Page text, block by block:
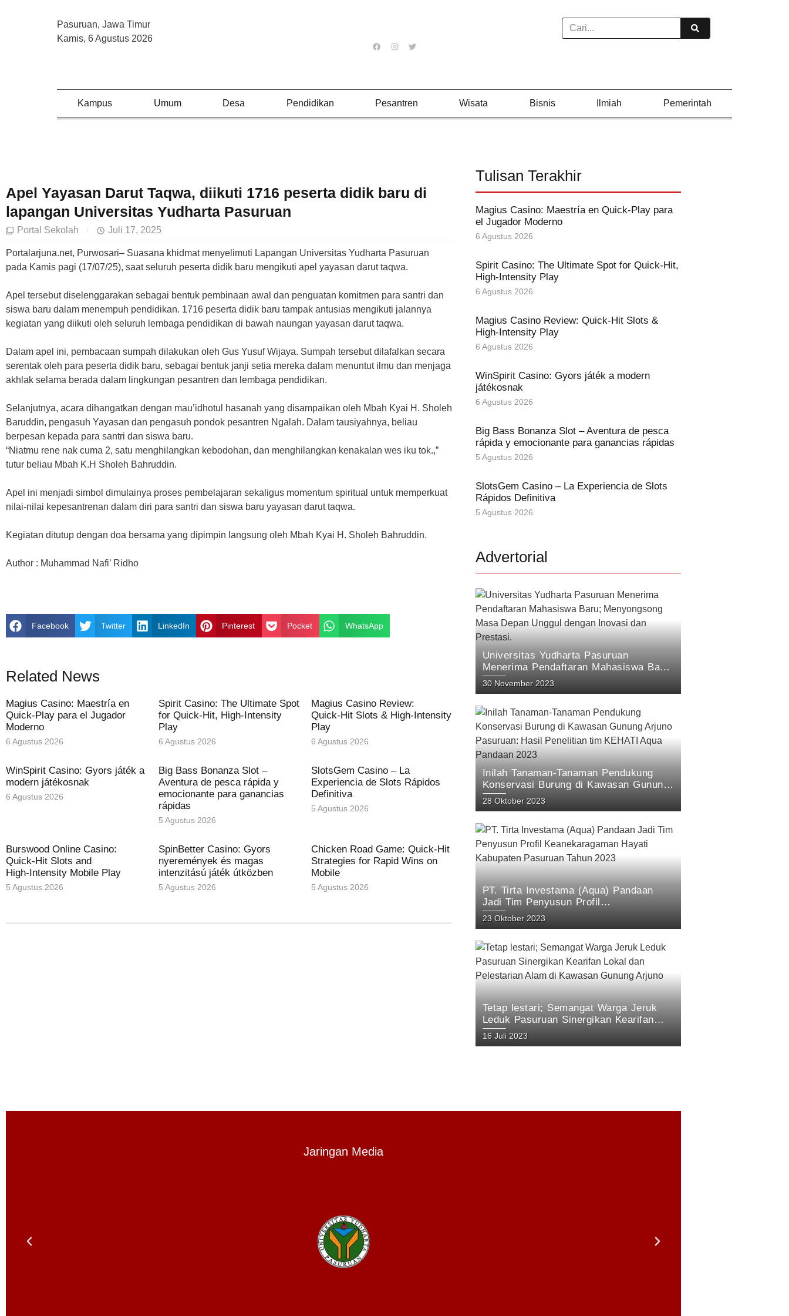
Pasuruan, Jawa Timur
Kamis, 6 Agustus 2026
Kampus Umum Desa Pendidikan Pesantren Wisata Bisnis Ilmiah Pemerintah
Apel Yayasan Darut Taqwa, diikuti 1716 peserta didik baru di
lapangan Universitas Yudharta Pasuruan
Portal Sekolah Juli 17, 2025
Portalarjuna.net, Purwosari– Suasana khidmat menyelimuti Lapangan Universitas Yudharta Pasuruan
pada Kamis pagi (17/07/25), saat seluruh peserta didik baru mengikuti apel yayasan darut taqwa.
Apel tersebut diselenggarakan sebagai bentuk pembinaan awal dan penguatan komitmen para santri dan
siswa baru dalam menempuh pendidikan. 1716 peserta didik baru tampak antusias mengikuti jalannya
kegiatan yang diikuti oleh seluruh lembaga pendidikan di bawah naungan yayasan darut taqwa.
Dalam apel ini, pembacaan sumpah dilakukan oleh Gus Yusuf Wijaya. Sumpah tersebut dilafalkan secara
serentak oleh para peserta didik baru, sebagai bentuk janji setia mereka dalam menuntut ilmu dan menjaga
akhlak selama berada dalam lingkungan pesantren dan lembaga pendidikan.
Selanjutnya, acara dihangatkan dengan mau’idhotul hasanah yang disampaikan oleh Mbah Kyai H. Sholeh
Baruddin, pengasuh Yayasan dan pengasuh pondok pesantren Ngalah. Dalam tausiyahnya, beliau
berpesan kepada para santri dan siswa baru.
“Niatmu rene nak cuma 2, satu menghilangkan kebodohan, dan menghilangkan kenakalan wes iku tok.,”
tutur beliau Mbah K.H Sholeh Bahruddin.
Apel ini menjadi simbol dimulainya proses pembelajaran sekaligus momentum spiritual untuk memperkuat
nilai-nilai kepesantrenan dalam diri para santri dan siswa baru yayasan darut taqwa.
Kegiatan ditutup dengan doa bersama yang dipimpin langsung oleh Mbah Kyai H. Sholeh Bahruddin.
Author : Muhammad Nafi’ Ridho
Facebook Twitter LinkedIn Pinterest Pocket WhatsApp
Related News
Magius Casino: Maestría en
Quick‑Play para el Jugador
Moderno
6 Agustus 2026
Spirit Casino: The Ultimate Spot
for Quick‑Hit, High‑Intensity
Play
6 Agustus 2026
Magius Casino Review:
Quick‑Hit Slots & High‑Intensity
Play
6 Agustus 2026
WinSpirit Casino: Gyors játék a
modern játékosnak
6 Agustus 2026
Big Bass Bonanza Slot –
Aventura de pesca rápida y
emocionante para ganancias
rápidas
5 Agustus 2026
SlotsGem Casino – La
Experiencia de Slots Rápidos
Definitiva
5 Agustus 2026
Burswood Online Casino:
Quick‑Hit Slots and
High‑Intensity Mobile Play
5 Agustus 2026
SpinBetter Casino: Gyors
nyeremények és magas
intenzitású játék útközben
5 Agustus 2026
Chicken Road Game: Quick‑Hit
Strategies for Rapid Wins on
Mobile
5 Agustus 2026
Tulisan Terakhir
Magius Casino: Maestría en Quick‑Play para
el Jugador Moderno
6 Agustus 2026
Spirit Casino: The Ultimate Spot for Quick‑Hit,
High‑Intensity Play
6 Agustus 2026
Magius Casino Review: Quick‑Hit Slots &
High‑Intensity Play
6 Agustus 2026
WinSpirit Casino: Gyors játék a modern
játékosnak
6 Agustus 2026
Big Bass Bonanza Slot – Aventura de pesca
rápida y emocionante para ganancias rápidas
5 Agustus 2026
SlotsGem Casino – La Experiencia de Slots
Rápidos Definitiva
5 Agustus 2026
Advertorial
Universitas Yudharta Pasuruan
Menerima Pendaftaran Mahasiswa Baru;
Menyongsong Masa Depan Unggul
dengan Inovasi dan Prestasi.
30 November 2023
Inilah Tanaman-Tanaman Pendukung
Konservasi Burung di Kawasan Gunung
Arjuno Pasuruan: Hasil Penelitian tim
KEHATI Aqua Pandaan 2023
28 Oktober 2023
PT. Tirta Investama (Aqua) Pandaan
Jadi Tim Penyusun Profil
Keanekaragaman Hayati Kabupaten
Pasuruan Tahun 2023
23 Oktober 2023
Tetap lestari; Semangat Warga Jeruk
Leduk Pasuruan Sinergikan Kearifan
Lokal dan Pelestarian Alam di Kawasan
Gunung Arjuno
16 Juli 2023
Jaringan Media